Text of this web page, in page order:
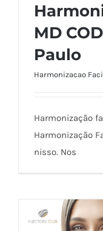
MD
Paulo
Harmonizacao
Harmonização
Harmonização
nisso. Nos